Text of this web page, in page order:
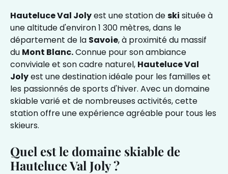
Hauteluce Val Jolyest une station deski située à
une altitude d'environ 1 300 mètres, dans le
département de la Savoie, à proximité du massif
du Mont Blanc.Connue pour son ambiance
conviviale et son cadre naturel, Hauteluce Val
Jolyest une destination idéale pour les familles et
les passionnés de sports d'hiver. Avec un domaine
skiable varié et de nombreuses activités, cette
station offre une expérience agréable pour tous les
skieurs.
Quel est le domaine skiable de
Hauteluce Val Joly ?